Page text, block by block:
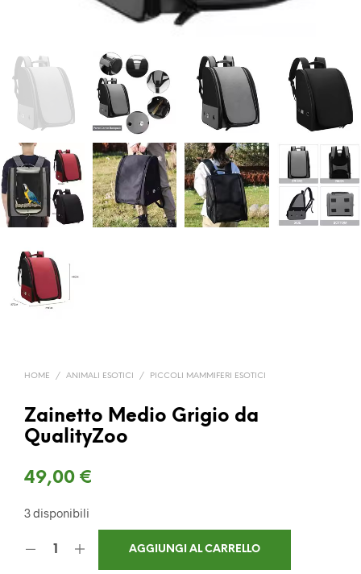
HOME / ANIMALI ESOTICI / PICCOLI MAMMIFERI ESOTICI
Zainetto Medio Grigio da
QualityZoo
49,00 €
3 disponibili
AGGIUNGI AL CARRELLO